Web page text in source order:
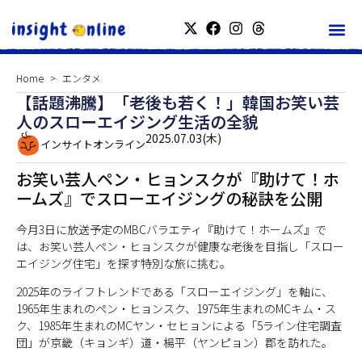
Home エンタメ
【話題沸騰】「老後も若く！」韓国お笑い芸
人のスローエイジング生活の全貌
インサイトオンライン2025.07.03(木)
お笑い芸人ペン・ヒョンスクが『助けて！ホ
ームズ』でスローエイジングの秘訣を公開
今月3日に放送予定のMBCバラエティ『助けて！ホームズ』で
は、お笑い芸人ペン・ヒョンスクが健康な老後を目指し「スロー
エイジング住宅」を探す特別な旅に挑む。
2025年のライフトレンドである「スローエイジング」を軸に、
1965年生まれのペン・ヒョンスク、1975年生まれのMCキム・ス
ク、1985年生まれのMCヤン・セヒョンによる「5ライン住宅調査
団」が京畿（キョンギ）道・楊平（ヤンピョン）郡を訪れた。